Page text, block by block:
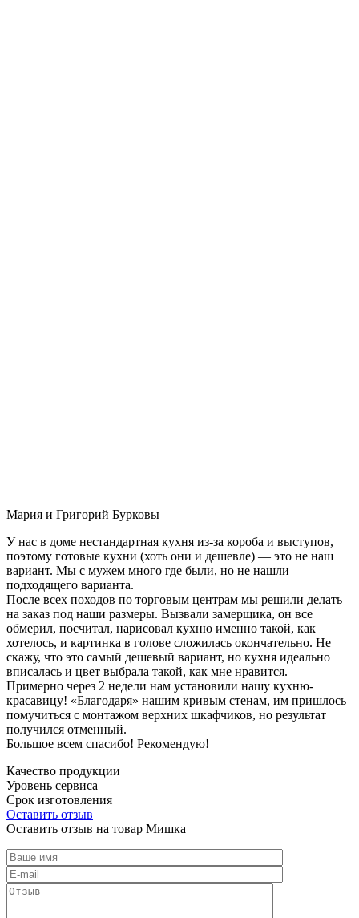
Мария и Григорий Бурковы
У нас в доме нестандартная кухня из-за короба и выступов,
поэтому готовые кухни (хоть они и дешевле) — это не наш
вариант. Мы с мужем много где были, но не нашли
подходящего варианта.
После всех походов по торговым центрам мы решили делать
на заказ под наши размеры. Вызвали замерщика, он все
обмерил, посчитал, нарисовал кухню именно такой, как
хотелось, и картинка в голове сложилась окончательно. Не
скажу, что это самый дешевый вариант, но кухня идеально
вписалась и цвет выбрала такой, как мне нравится.
Примерно через 2 недели нам установили нашу кухню-
красавицу! «Благодаря» нашим кривым стенам, им пришлось
помучиться с монтажом верхних шкафчиков, но результат
получился отменный.
Большое всем спасибо! Рекомендую!
Качество продукции
Уровень сервиса
Срок изготовления
Оставить отзыв
Оставить отзыв на товар Мишка